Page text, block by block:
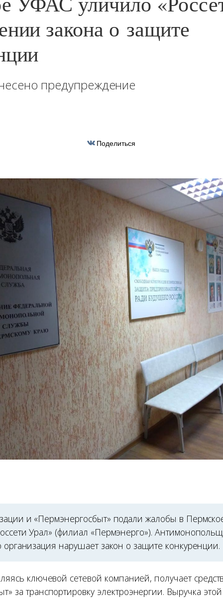
закона о защите
предупреждение
Поделиться
и «Пермэнергосбыт» подали жалобы в
Урал» (филиал «Пермэнерго»).
нарушает закон о защите конкуренции.
ключевой сетевой компанией, получает
за транспортировку электроэнергии. Выручка